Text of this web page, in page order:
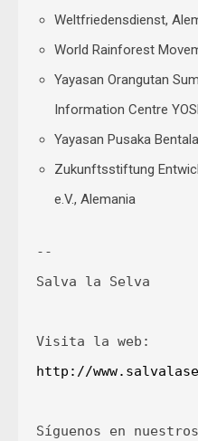
Weltfriedensdienst,
World Rainforest
Yayasan Orangutan
Information Centre
Yayasan Pusaka
Zukunftsstiftung
e.V., Alemania
--
Salva la Selva
http://
Síguenos en